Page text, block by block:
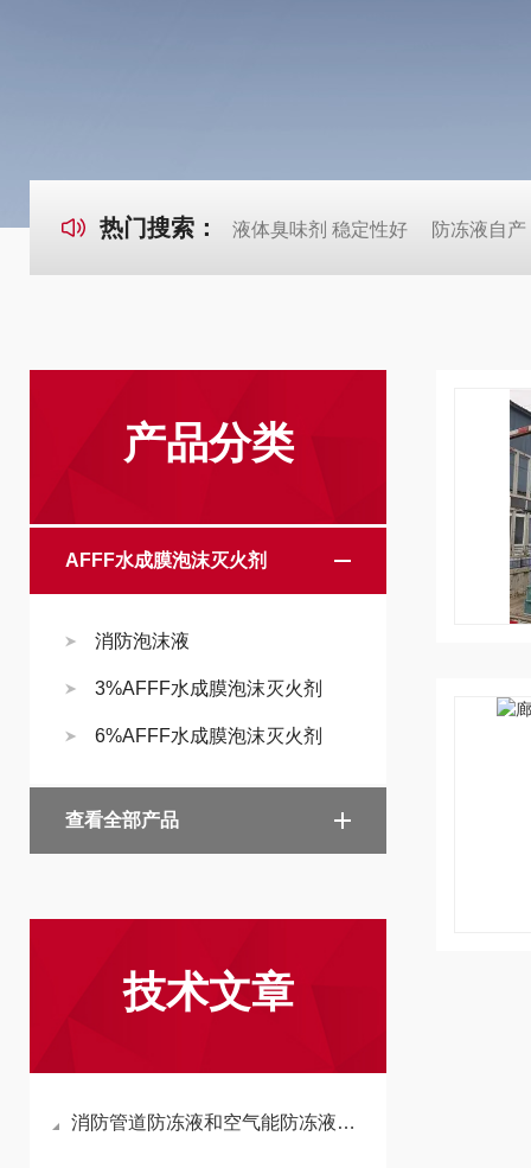
热门搜索： 液体臭味剂 稳定性好 防冻液自产
产品分类
AFFF水成膜泡沫灭火剂
消防泡沫液
3%AFFF水成膜泡沫灭火剂
6%AFFF水成膜泡沫灭火剂
查看全部产品
技术文章
消防管道防冻液和空气能防冻液原理、产品特点及适用场景汇总